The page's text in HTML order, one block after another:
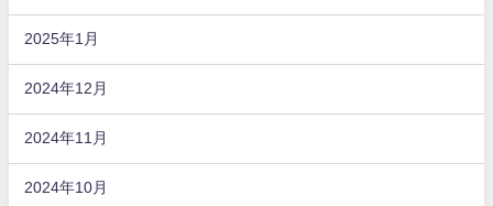
2025年1月
2024年12月
2024年11月
2024年10月